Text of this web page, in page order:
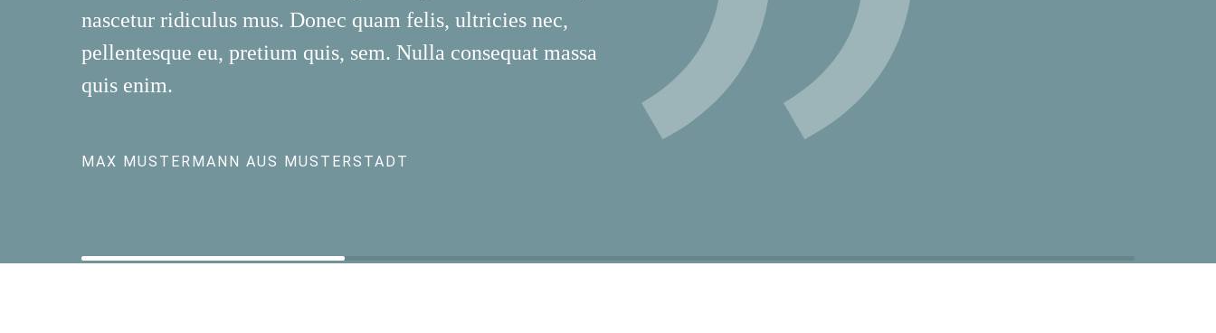
nascetur ridiculus mus. Donec quam felis, ultricies nec,
pellentesque eu, pretium quis, sem. Nulla consequat massa
quis enim.
MAX MUSTERMANN AUS MUSTERSTADT